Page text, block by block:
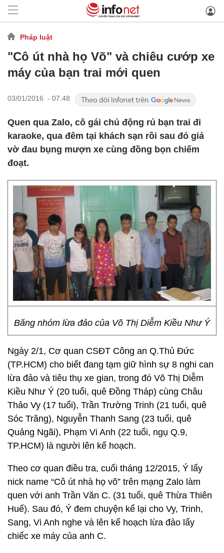
Pháp luật
"Cô út nhà họ Võ" và chiêu cướp xe
máy của bạn trai mới quen
03/01/2016 - 07:48
Quen qua Zalo, cô gái chủ động rủ bạn trai đi
karaoke, qua đêm tại khách sạn rồi sau đó giả
vờ đau bụng mượn xe cùng đồng bọn chiếm
đoạt.
Băng nhóm lừa đảo của Võ Thị Diễm Kiều Như Ý
Ngày 2/1, Cơ quan CSĐT Công an Q.Thủ Đức
(TP.HCM) cho biết đang tạm giữ hình sự 8 nghi can
lừa đảo và tiêu thụ xe gian, trong đó Võ Thị Diễm
Kiều Như Ý (20 tuổi, quê Đồng Tháp) cùng Châu
Thảo Vy (17 tuổi), Trần Trường Trinh (21 tuổi, quê
Sóc Trăng), Nguyễn Thanh Sang (23 tuổi, quê
Quảng Ngãi), Phạm Vi Anh (22 tuổi, ngụ Q.9,
TP.HCM) là người lên kế hoạch.
Theo cơ quan điều tra, cuối tháng 12/2015, Ý lấy
nick name “Cô út nhà họ võ” trên mạng Zalo làm
quen với anh Trần Văn C. (31 tuổi, quê Thừa Thiên
Huế). Sau đó, Ý đem chuyện kể lại cho Vy, Trinh,
Sang, Vi Anh nghe và lên kế hoạch lừa đảo lấy
chiếc xe máy của anh C.